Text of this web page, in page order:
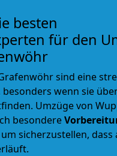
besten
für den
sind eine
wenn sie
Umzüge von
besondere
um sicherzustellen, dass